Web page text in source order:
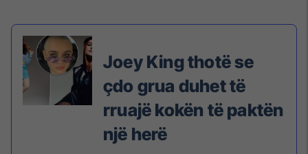
Joey King thotë se
çdo grua duhet të
rruajë kokën të paktën
një herë